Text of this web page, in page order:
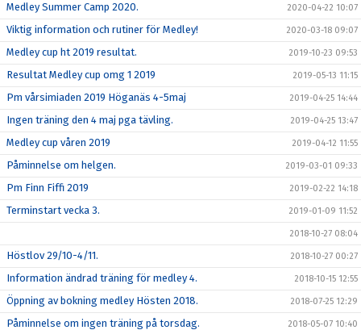
Medley Summer Camp 2020. 2020-04-22 10:07
Viktig information och rutiner för Medley! 2020-03-18 09:07
Medley cup ht 2019 resultat. 2019-10-23 09:53
Resultat Medley cup omg 1 2019 2019-05-13 11:15
Pm vårsimiaden 2019 Höganäs 4-5maj 2019-04-25 14:44
Ingen träning den 4 maj pga tävling. 2019-04-25 13:47
Medley cup våren 2019 2019-04-12 11:55
Påminnelse om helgen. 2019-03-01 09:33
Pm Finn Fiffi 2019 2019-02-22 14:18
Terminstart vecka 3. 2019-01-09 11:52
2018-10-27 08:04
Höstlov 29/10-4/11. 2018-10-27 00:27
Information ändrad träning för medley 4. 2018-10-15 12:55
Öppning av bokning medley Hösten 2018. 2018-07-25 12:29
Påminnelse om ingen träning på torsdag. 2018-05-07 10:40